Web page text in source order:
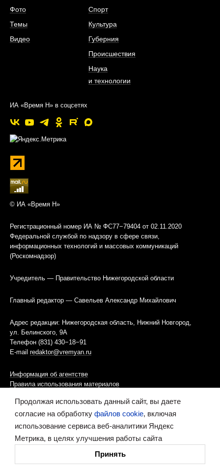
Фото
Темы
Видео
Спорт
Культура
Губерния
Происшествия
Наука
и технологии
ИА «Время Н» в соцсетях
© ИА «Время Н»
Регистрационный номер ИА № ФС77−79404 от 02.11.2020
Федеральной службой по надзору в сфере связи,
информационных технологий и массовых коммуникаций
(Роскомнадзор)
Учредитель — Правительство Нижегородской области
Главный редактор — Савельев Александр Михайлович
Адрес редакции: Нижегородская область, Нижний Новгород,
ул. Белинского, 9А
Телефон (831) 430−18−91
E-mail redaktor@vremyan.ru
Информация об агентстве
Правила использования материалов
Информационная политика использования «cookies»-файлов
Ресурс содержит материалы 16+
Продолжая использовать данный сайт, вы даете
согласие на обработку файлов cookie, включая
использование сервиса веб-аналитики Яндекс
Метрика, в целях улучшения работы сайта
Принять